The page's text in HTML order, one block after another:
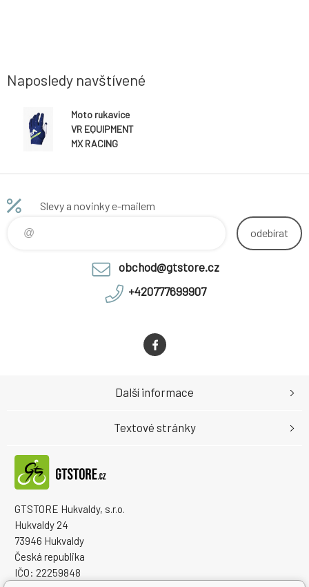
Naposledy navštívené
Moto rukavice
VR EQUIPMENT
MX RACING
modré
Slevy a novinky e-mailem
odebírat
obchod@gtstore.cz
+420777699907
GTSTORE Hukvaldy, s.r.o.
Hukvaldy 24
73946 Hukvaldy
Česká republika
IČO: 22259848
Další informace
Textové stránky